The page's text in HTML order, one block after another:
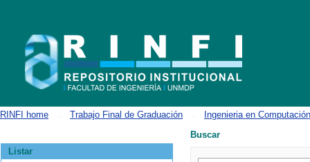
RINFI home Trabajo Final de Graduación
Ingenieria en Computación
Buscar
Listar